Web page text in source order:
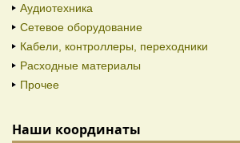
Аудиотехника
Сетевое оборудование
Кабели, контроллеры, переходники
Расходные материалы
Прочее
Наши координаты